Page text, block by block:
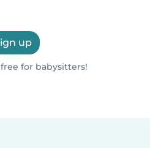
up
for babysitters!